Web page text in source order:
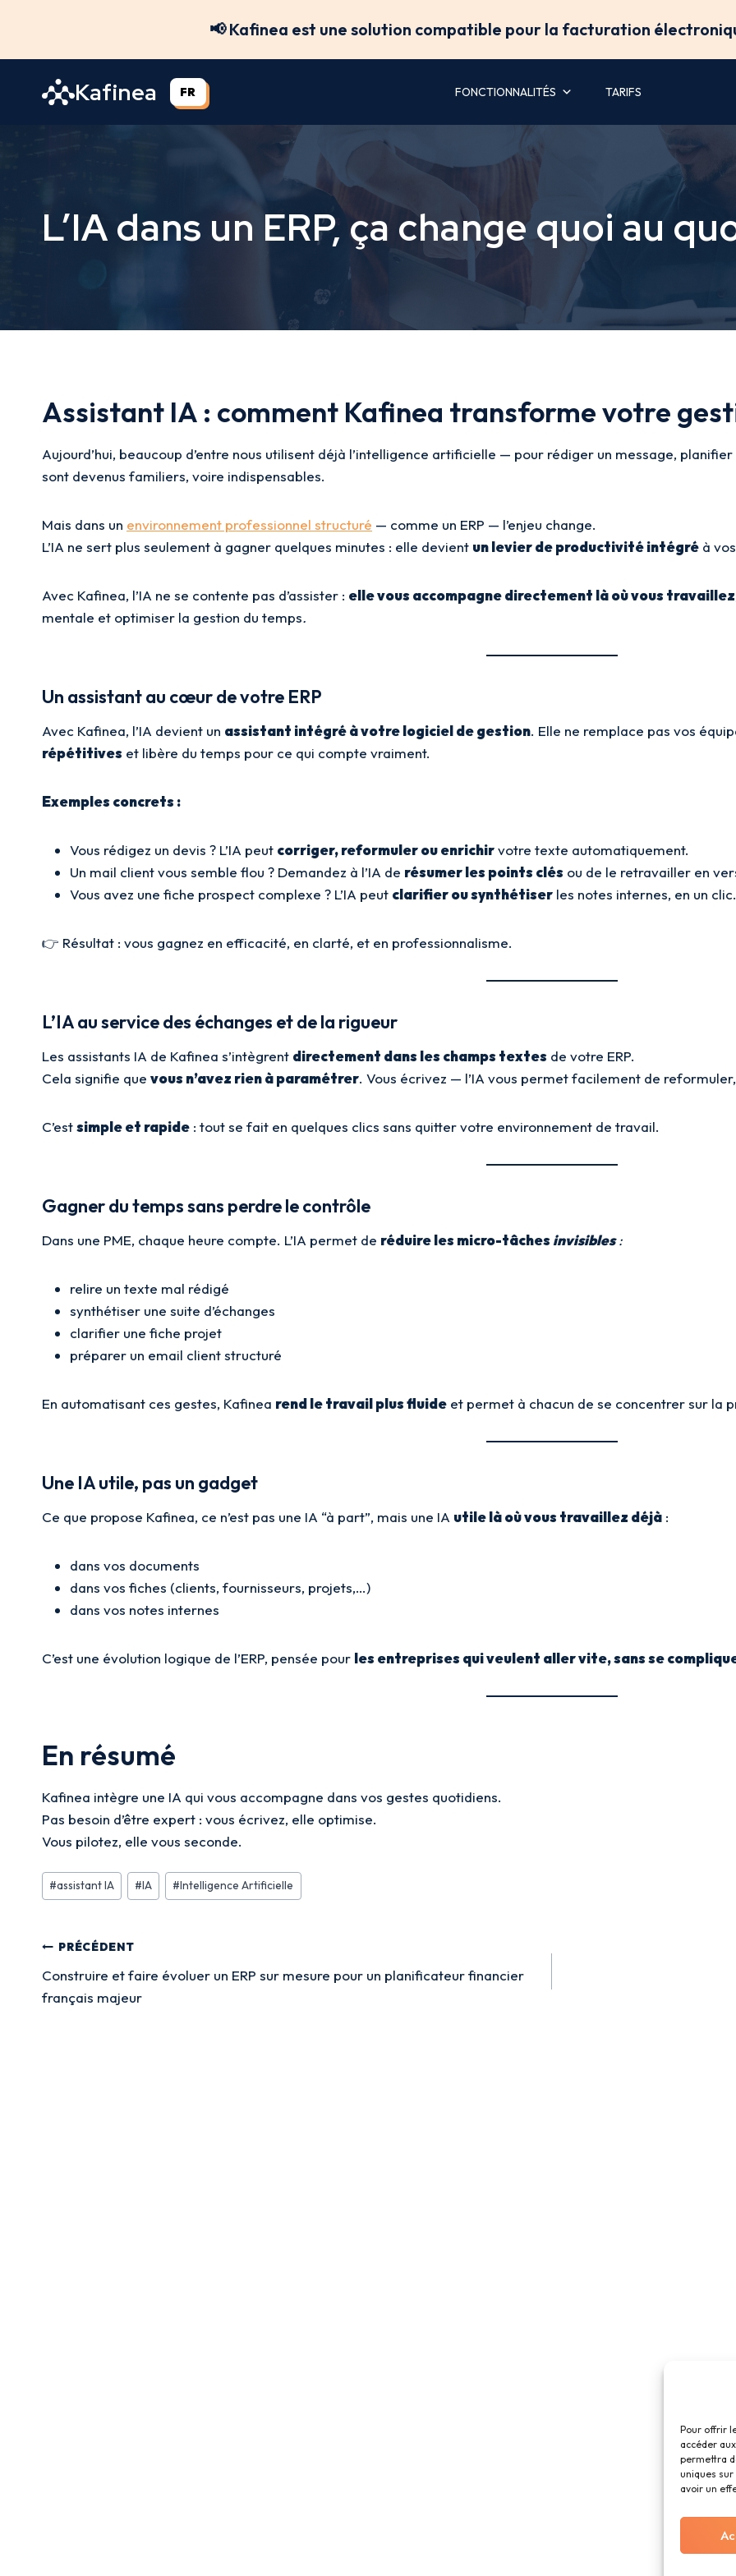
Pour offrir
accéder
permettra
uniques
avoir un
📢 Kafinea est une solution compatible pour la facturation
Kafinea FR FONCTIONNALITÉS TARIFS
L’IA dans un ERP, ça change quoi au
Assistant IA : comment Kafinea transforme votre
Aujourd’hui, beaucoup d’entre nous utilisent déjà l’intelligence artificielle — pour rédiger un message,
sont devenus familiers, voire indispensables.
Mais dans un environnement professionnel structuré — comme un ERP — l’enjeu change.
L’IA ne sert plus seulement à gagner quelques minutes : elle devient un levier de productivité intégré à
Avec Kafinea, l’IA ne se contente pas d’assister : elle vous accompagne directement là où vous travaillez
mentale et optimiser la gestion du temps.
Un assistant au cœur de votre ERP
Avec Kafinea, l’IA devient un assistant intégré à votre logiciel de gestion. Elle ne remplace pas vos
répétitives et libère du temps pour ce qui compte vraiment.
Exemples concrets :
Vous rédigez un devis ? L’IA peut corriger, reformuler ou enrichirvotre texte automatiquement.
Un mail client vous semble flou ? Demandez à l’IA de résumer les points clés ou de le retravailler en
Vous avez une fiche prospect complexe ? L’IA peut clarifier ou synthétiser les notes internes, en un clic.
👉 Résultat : vous gagnez en efficacité, en clarté, et en professionnalisme.
L’IA au service des échanges et de la rigueur
Les assistants IA de Kafinea s’intègrent directement dans les champs textes de votre ERP.
Cela signifie que vous n’avez rien à paramétrer. Vous écrivez — l’IA vous permet facilement de
C’estsimple et rapide : tout se fait en quelques clics sans quitter votre environnement de travail.
Gagner du temps sans perdre le contrôle
Dans une PME, chaque heure compte. L’IA permet de réduire les micro-tâchesinvisibles:
relire un texte mal rédigé
synthétiser une suite d’échanges
clarifier une fiche projet
préparer un email client structuré
En automatisant ces gestes, Kafinea rend le travail plus fluide et permet à chacun de se concentrer sur la
Une IA utile, pas un gadget
Ce que propose Kafinea, ce n’est pas une IA “à part”, mais une IA utile là où vous travaillez déjà :
dans vos documents
dans vos fiches (clients, fournisseurs, projets,…)
dans vos notes internes
C’est une évolution logique de l’ERP, pensée pour les entreprises qui veulent aller vite, sans se
En résumé
Kafinea intègre une IA qui vous accompagne dans vos gestes quotidiens.
Pas besoin d’être expert : vous écrivez, elle optimise.
Vous pilotez, elle vous seconde.
Étiquettes
de
publication :
#assistant IA #IA #Intelligence Artificielle
Navigation
de
l’article
PRÉCÉDENT
Construire et faire évoluer un ERP sur mesure pour un planificateur financier
français majeur